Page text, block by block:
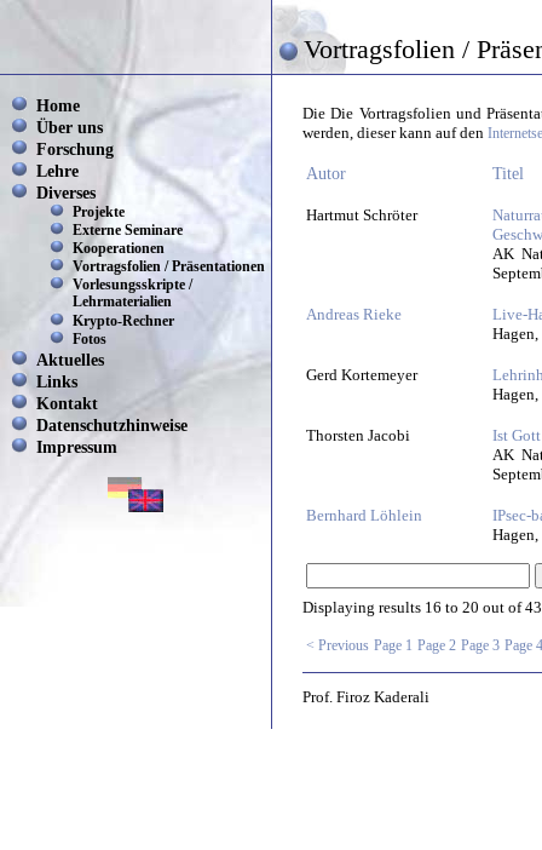
Vortragsfolien /
Home
Über uns
Forschung
Lehre
Diverses
Projekte
Externe Seminare
Kooperationen
Vortragsfolien / Präsentationen
Vorlesungsskripte /
Lehrmaterialien
Krypto-Rechner
Fotos
Aktuelles
Links
Kontakt
Datenschutzhinweise
Impressum
Die Die Vortragsfolien und
werden, dieser kann auf den
Autor Titel
Hartmut Schröter
AK
Andreas Rieke
Live-
Gerd Kortemeyer
Thorsten Jacobi
Ist
AK
Bernhard Löhlein
IPsec-
Displaying results 16 to 20 out of43
< Previous Page 1 Page 2 Page 3 Page 4
Prof. Firoz Kaderali